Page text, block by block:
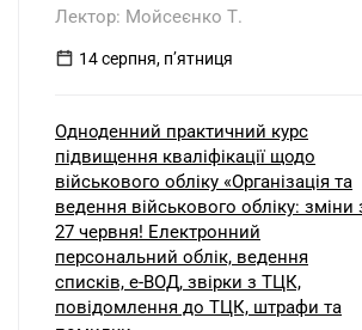
Лектор: Мойсеєнко Т.
14 серпня, пʼятниця
Одноденний практичний курс
підвищення кваліфікації щодо
військового обліку «Організація та
ведення військового обліку: зміни
27 червня! Електронний
персональний облік, ведення
списків, е-ВОД, звірки з ТЦК,
повідомлення до ТЦК, штрафи та